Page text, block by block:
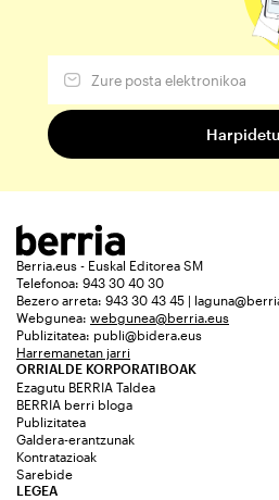
Berria.eus - Euskal Editorea SM
Telefonoa: 943 30 40 30
Bezero arreta: 943 30 43 45 |
Webgunea: webgunea@berria.eus
Publizitatea: publi@bidera.eus
Harremanetan jarri
ORRIALDE KORPORATIBOAK
Ezagutu BERRIA Taldea
BERRIA berri bloga
Publizitatea
Galdera-erantzunak
Kontratazioak
Sarebide
LEGEA